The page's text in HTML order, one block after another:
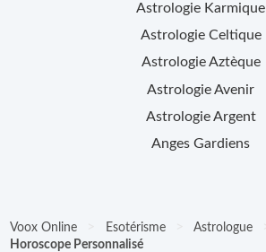
Astrologie Karmique
Astrologie Celtique
Astrologie Aztèque
Astrologie Avenir
Astrologie Argent
Anges Gardiens
Voox Online Esotérisme Astrologue
Horoscope Personnalisé